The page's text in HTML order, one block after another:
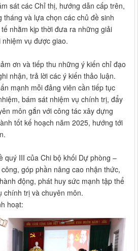
sát các Chỉ thị, hướng dẫn cấp trên,
tháng và lựa chọn các chủ đề sinh
nhằm kịp thời đưa ra những giải
vụ được giao.
ơn và tiếp thu những ý kiến chỉ đạo
nhận, trả lời các ý kiến thảo luận.
mạnh mỗi đảng viên cần tiếp tục
bám sát nhiệm vụ chính trị, đẩy
môn gắn với công tác xây dựng
tốt kế hoạch năm 2025, hướng tới
quý III của Chi bộ khối Dự phòng –
góp phần nâng cao nhận thức,
động, phát huy sức mạnh tập thể
chính trị và chuyên môn.
hoạt: